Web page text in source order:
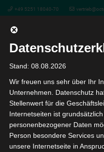
+49 5251 18040-70
Stand: 08.08.2026
Wir freuen uns sehr über Ihr
Unternehmen. Datenschutz
Stellenwert für die
Internetseiten ist
personenbezogener Daten
Person besondere Services
unsere Internetseite in